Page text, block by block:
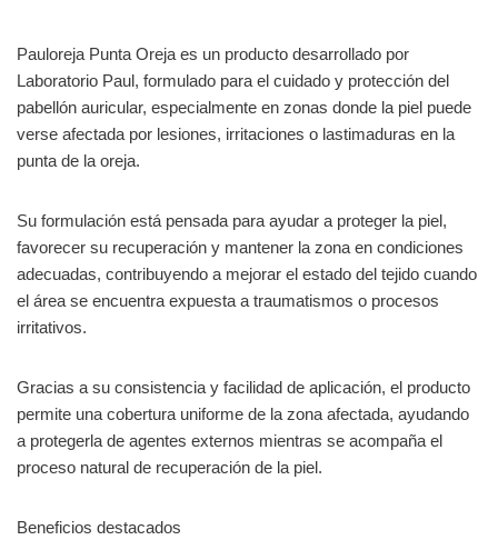
Pauloreja Punta Oreja es un producto desarrollado por
Laboratorio Paul, formulado para el cuidado y protección del
pabellón auricular, especialmente en zonas donde la piel puede
verse afectada por lesiones, irritaciones o lastimaduras en la
punta de la oreja.
Su formulación está pensada para ayudar a proteger la piel,
favorecer su recuperación y mantener la zona en condiciones
adecuadas, contribuyendo a mejorar el estado del tejido cuando
el área se encuentra expuesta a traumatismos o procesos
irritativos.
Gracias a su consistencia y facilidad de aplicación, el producto
permite una cobertura uniforme de la zona afectada, ayudando
a protegerla de agentes externos mientras se acompaña el
proceso natural de recuperación de la piel.
Beneficios destacados